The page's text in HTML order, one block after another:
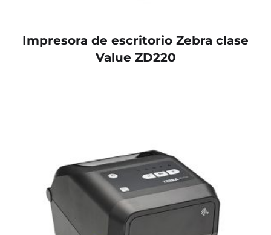
Impresora de escritorio Zebra clase
Value ZD220